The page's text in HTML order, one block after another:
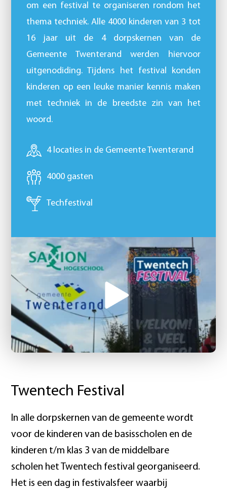
Twentech Festival
In alle dorpskernen van de gemeente wordt
voor de kinderen van de basisscholen en de
kinderen t/m klas 3 van de middelbare
scholen het Twentech festival georganiseerd.
Het is een dag in festivalsfeer waarbij
om een festival te organiseren rondom het
thema techniek. Alle 4000 kinderen van 3 tot
16 jaar uit de 4 dorpskernen van de
Gemeente Twenterand werden hiervoor
uitgenodiding. Tijdens het festival konden
kinderen op een leuke manier kennis maken
met techniek in de breedste zin van het
woord.
4 locaties in de Gemeente Twenterand
4000 gasten
Techfestival